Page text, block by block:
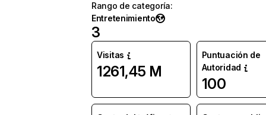
Rango de categoría:
Entretenimiento
3
Visitas
1261,45 M
Puntuación de
Autoridad
100